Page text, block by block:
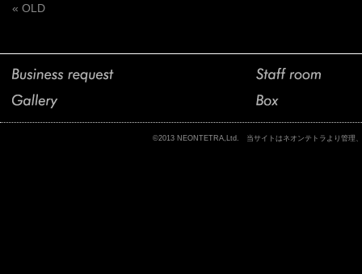
« OLD
©2013 NEONTETRA,Ltd. 当サイトはネオンテトラより管理